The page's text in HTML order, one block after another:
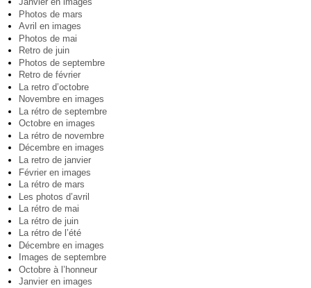
Photos de mars
Avril en images
Photos de mai
Retro de juin
Photos de septembre
Retro de février
La retro d’octobre
Novembre en images
La rétro de septembre
Octobre en images
La rétro de novembre
Décembre en images
La retro de janvier
Février en images
La rétro de mars
Les photos d’avril
La rétro de mai
La rétro de juin
La rétro de l’été
Décembre en images
Images de septembre
Octobre à l’honneur
Janvier en images